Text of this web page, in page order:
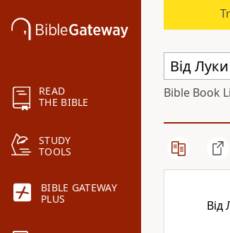
READ
THE BIBLE
STUDY
TOOLS
BIBLE GATEWAY
PLUS
Bible Book
Від